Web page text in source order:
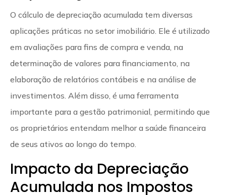
O cálculo de depreciação acumulada tem diversas
aplicações práticas no setor imobiliário. Ele é utilizado
em avaliações para fins de compra e venda, na
determinação de valores para financiamento, na
elaboração de relatórios contábeis e na análise de
investimentos. Além disso, é uma ferramenta
importante para a gestão patrimonial, permitindo que
os proprietários entendam melhor a saúde financeira
de seus ativos ao longo do tempo.
Impacto da Depreciação
Acumulada nos Impostos